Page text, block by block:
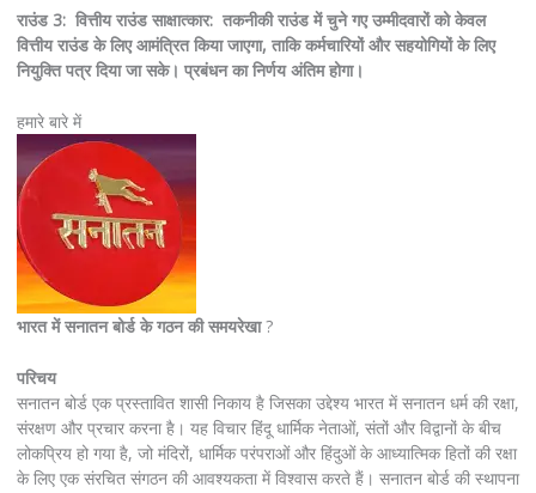
राउंड 3: वित्तीय राउंड साक्षात्कार: तकनीकी राउंड में चुने गए उम्मीदवारों को केवल
वित्तीय राउंड के लिए आमंत्रित किया जाएगा, ताकि कर्मचारियों और सहयोगियों के लिए
नियुक्ति पत्र दिया जा सके। प्रबंधन का निर्णय अंतिम होगा।
हमारे बारे में
भारत में सनातन बोर्ड के गठन की समयरेखा?
परिचय
सनातन बोर्ड एक प्रस्तावित शासी निकाय है जिसका उद्देश्य भारत में सनातन धर्म की रक्षा,
संरक्षण और प्रचार करना है। यह विचार हिंदू धार्मिक नेताओं, संतों और विद्वानों के बीच
लोकप्रिय हो गया है, जो मंदिरों, धार्मिक परंपराओं और हिंदुओं के आध्यात्मिक हितों की रक्षा
के लिए एक संरचित संगठन की आवश्यकता में विश्वास करते हैं। सनातन बोर्ड की स्थापना